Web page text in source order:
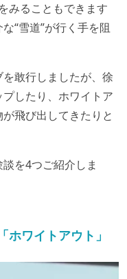
みることもできます
“雪道”が行く手を阻
敢行しましたが、徐
したり、ホワイトア
飛び出してきたりと
を4つご紹介しま
ワイトアウト」